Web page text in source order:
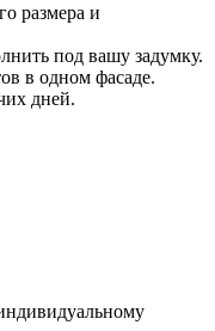
размера и
под вашу задумку.
в одном фасаде.
дней.